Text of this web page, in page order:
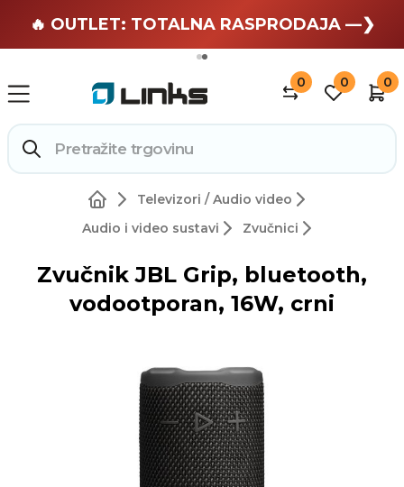
🏄 Zaslužuješ odmor —❯
🔥 OUTLET: TOTALNA RASPRODAJA —❯
0 0 0
Televizori / Audio video
Audio i video sustavi
Zvučnici
Zvučnik JBL Grip, bluetooth,
vodootporan, 16W, crni